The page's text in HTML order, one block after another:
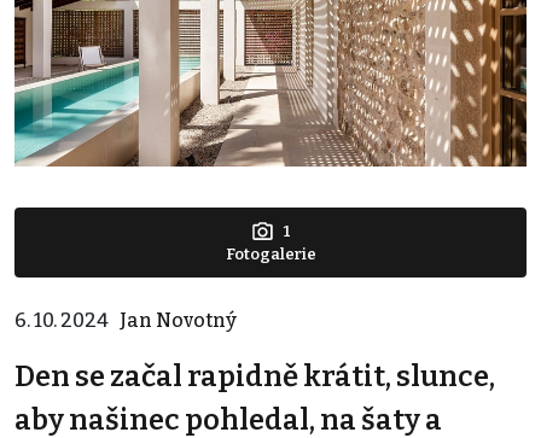
1
Fotogalerie
6. 10. 2024 Jan Novotný
Den se začal rapidně krátit, slunce,
aby našinec pohledal, na šaty a